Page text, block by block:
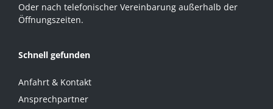
Oder nach telefonischer Vereinbarung außerhalb der
Öffnungszeiten.
Schnell gefunden
Anfahrt & Kontakt
Ansprechpartner